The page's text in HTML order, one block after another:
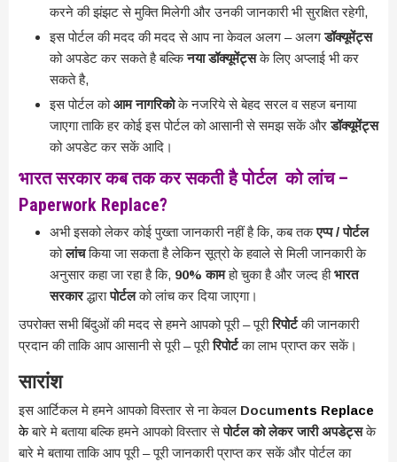
करने की झंझट से मुक्ति मिलेगी और उनकी जानकारी भी सुरक्षित रहेगी,
इस पोर्टल की मदद की मदद से आप ना केवल अलग – अलगडॉक्यूमेंट्स
को अपडेट कर सकते है बल्किनया डॉक्यूमेंट्सके लिए अप्लाई भी कर
सकते है,
इस पोर्टल कोआम नागरिकोके नजरिये से बेहद सरल व सहज बनाया
जाएगा ताकि हर कोई इस पोर्टल को आसानी से समझ सकें औरडॉक्यूमेंट्स
को अपडेट कर सकें आदि।
भारत सरकार कब तक कर सकती है पोर्टल को लांच –
Paperwork Replace?
अभी इसको लेकर कोई पुख्ता जानकारी नहीं है कि, कब तकएप्प / पोर्टल
कोलांचकिया जा सकता है लेकिन सूत्रो के हवाले से मिली जानकारी के
अनुसार कहा जा रहा है कि, 90% कामहो चुका है और जल्द हीभारत
सरकारद्धारापोर्टलको लांच कर दिया जाएगा।
उपरोक्त सभी बिंदुओं की मदद से हमने आपको पूरी – पूरीरिपोर्टकी जानकारी
प्रदान की ताकि आप आसानी से पूरी – पूरीरिपोर्टका लाभ प्राप्त कर सकें।
सारांश
इस आर्टिकल मे हमने आपको विस्तार से ना केवल Documents Replace
केबारे मे बताया बल्कि हमने आपको विस्तार सेपोर्टल को लेकर जारी अपडेट्सके
बारे मे बताया ताकि आप पूरी – पूरी जानकारी प्राप्त कर सकें और पोर्टल का